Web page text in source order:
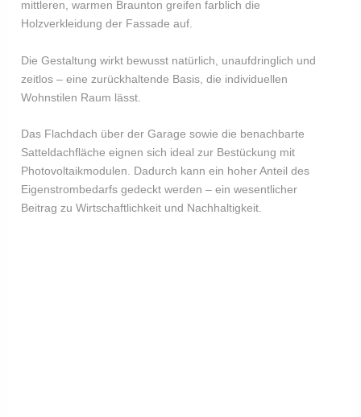
mittleren, warmen Braunton greifen farblich die
Holzverkleidung der Fassade auf.
Die Gestaltung wirkt bewusst natürlich, unaufdringlich und
zeitlos – eine zurückhaltende Basis, die individuellen
Wohnstilen Raum lässt.
​Das Flachdach über der Garage sowie die benachbarte
Satteldachfläche eignen sich ideal zur Bestückung mit
Photovoltaikmodulen. Dadurch kann ein hoher Anteil des
Eigenstrombedarfs gedeckt werden – ein wesentlicher
Beitrag zu Wirtschaftlichkeit und Nachhaltigkeit.